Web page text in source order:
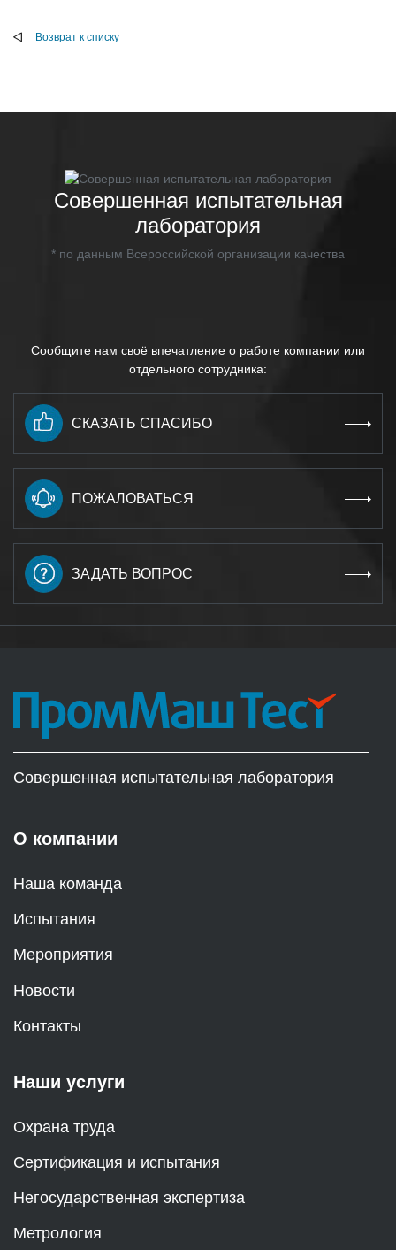
Возврат к списку
Совершенная испытательная
лаборатория
* по данным Всероссийской организации качества
Сообщите нам своё впечатление о работе компании или
отдельного сотрудника:
СКАЗАТЬ СПАСИБО
ПОЖАЛОВАТЬСЯ
ЗАДАТЬ ВОПРОС
Совершенная испытательная лаборатория
О компании
Наша команда
Испытания
Мероприятия
Новости
Контакты
Наши услуги
Охрана труда
Сертификация и испытания
Негосударственная экспертиза
Метрология